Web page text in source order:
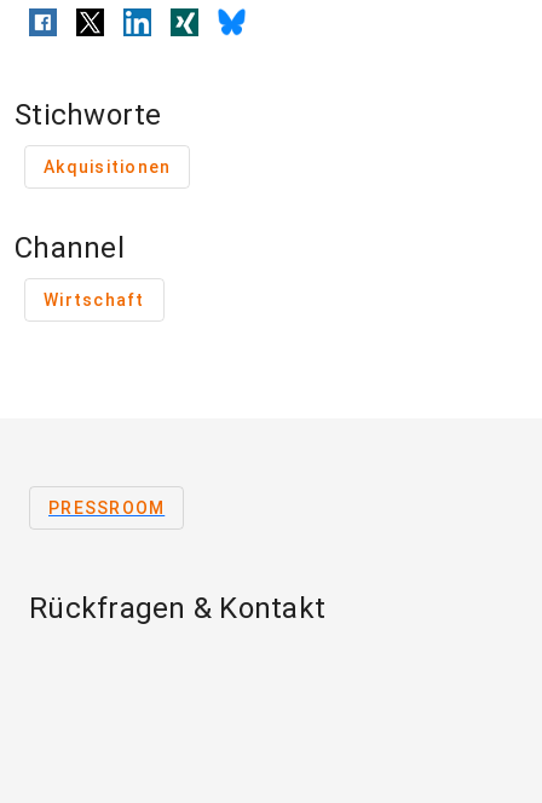
Stichworte
Akquisitionen
Channel
Wirtschaft
PRESSROOM
Rückfragen & Kontakt